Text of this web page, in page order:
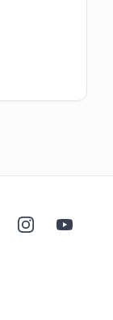
InstagramYouTube